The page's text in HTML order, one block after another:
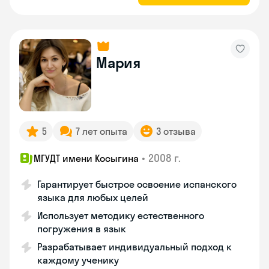
Мария
5 7 лет опыта 3 отзыва
МГУДТ имени Косыгина • 2008 г.
Гарантирует быстрое освоение испанского
языка для любых целей
Использует методику естественного
погружения в язык
Разрабатывает индивидуальный подход к
каждому ученику